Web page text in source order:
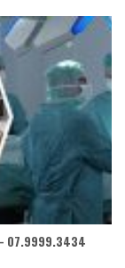
– 07.9999.3434